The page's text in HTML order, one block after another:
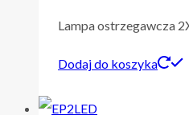
Lampa ostrzegawcza
Dodaj do koszyka